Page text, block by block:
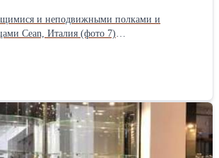
и неподвижными полками и
Cean, Италия (фото 7)
часть
указана одной витрины.